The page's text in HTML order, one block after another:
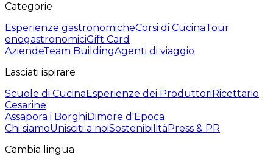
Categorie
Esperienze gastronomicheCorsi di CucinaTour
enogastronomiciGift Card
AziendeTeam BuildingAgenti di viaggio
Lasciati ispirare
Scuole di CucinaEsperienze dei ProduttoriRicettario
Cesarine
Assapora i BorghiDimore d'Epoca
Chi siamoUnisciti a noiSostenibilitàPress & PR
Cambia lingua